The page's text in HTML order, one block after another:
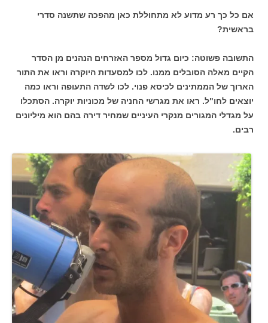
אם כל כך רע מדוע לא מתחוללת כאן מהפכה שתשנה סדרי
בראשית?
התשובה פשוטה: כיום גדול מספר האזרחים הנהנים מן הסדר
הקיים מאלה הסובלים ממנו. לכו למסעדות היוקרה וראו את התור
הארוך של הממתינים לכיסא פנוי. לכו לשדה התעופה וראו כמה
יוצאים לחו"ל. ראו את מגרשי החניה של מכוניות יוקרה. הסתכלו
על מגדלי המגורים מנקרי העיניים שמחיר דירה בהם הוא מיליונים
רבים.